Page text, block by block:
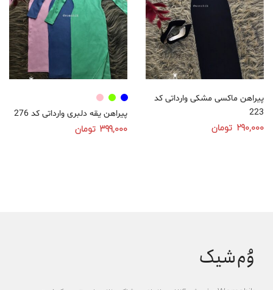
پیراهن ماکسی مشکی وارداتی کد
223
290,000 تومان
پیراهن یقه دلبری وارداتی کد 276
399,000 تومان
وُم‌شیک